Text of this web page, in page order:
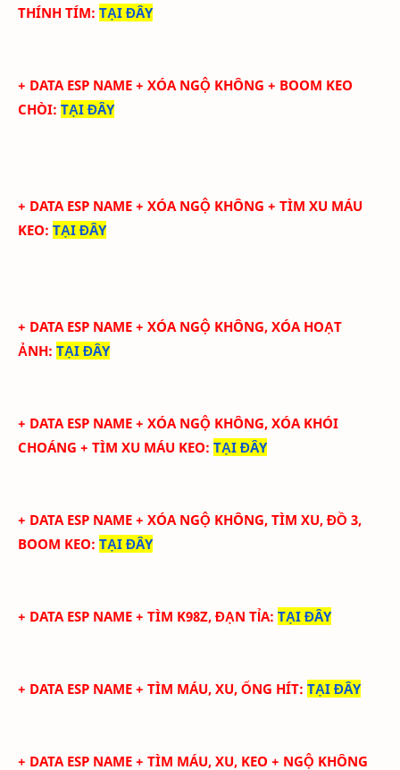
THÍNH TÍM: TẠI ĐÂY
+ DATA ESP NAME + XÓA NGỘ KHÔNG + BOOM KEO
CHÒI: TẠI ĐÂY
+ DATA ESP NAME + XÓA NGỘ KHÔNG + TÌM XU MÁU
KEO: TẠI ĐÂY
+ DATA ESP NAME + XÓA NGỘ KHÔNG, XÓA HOẠT
ẢNH: TẠI ĐÂY
+ DATA ESP NAME + XÓA NGỘ KHÔNG, XÓA KHÓI
CHOÁNG + TÌM XU MÁU KEO: TẠI ĐÂY
+ DATA ESP NAME + XÓA NGỘ KHÔNG, TÌM XU, ĐỒ 3,
BOOM KEO: TẠI ĐÂY
+ DATA ESP NAME + TÌM K98Z, ĐẠN TỈA: TẠI ĐÂY
+ DATA ESP NAME + TÌM MÁU, XU, ỐNG HÍT: TẠI ĐÂY
+ DATA ESP NAME + TÌM MÁU, XU, KEO + NGỘ KHÔNG